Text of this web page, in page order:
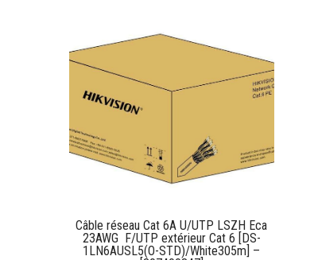
Câble réseau Cat 6A U/UTP LSZH Eca
23AWG F/UTP extérieur Cat 6 [DS-
1LN6AUSL5(O-STD)/White305m] –